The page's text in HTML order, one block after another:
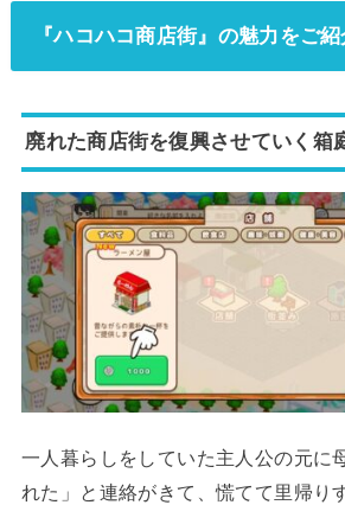
『ハコハコ商店街』の魅力をご紹
廃れた商店街を復興させていく箱
一人暮らしをしていた主人公の元に
れた」と連絡がきて、慌てて里帰り